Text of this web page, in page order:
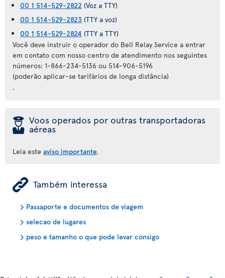
00 1 514-529-2822 (Voz a TTY)
00 1 514-529-2823 (TTY a voz)
00 1 514-529-2824 (TTY a TTY)
Você deve instruir o operador do Bell Relay Service a entrar
em contato com nosso centro de atendimento nos seguintes
números: 1-866-234-5136 ou 514-906-5196
(poderão aplicar-se tarifários de longa distância)
.
þ Voos operados por outras transportadoras
aéreas
Leia este aviso importante.
ÿ Também interessa
Passaporte e documentos de viagem
selecao de lugares
peso e tamanho o que pode levar consigo